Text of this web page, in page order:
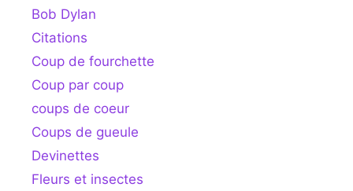
Bob Dylan
Citations
Coup de fourchette
Coup par coup
coups de coeur
Coups de gueule
Devinettes
Fleurs et insectes